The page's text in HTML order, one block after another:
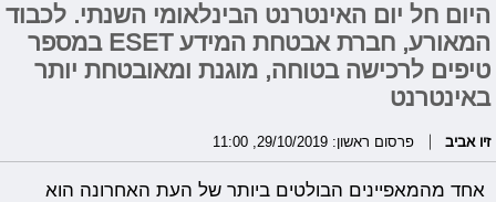
היום חל יום האינטרנט הבינלאומי השנתי. לכבוד
המאורע, חברת אבטחת המידע ESET במספר
טיפים לרכישה בטוחה, מוגנת ומאובטחת יותר
באינטרנט
זיו אביב פרסום ראשון: 29/10/2019, 11:00
אחד מהמאפיינים הבולטים ביותר של העת האחרונה הוא